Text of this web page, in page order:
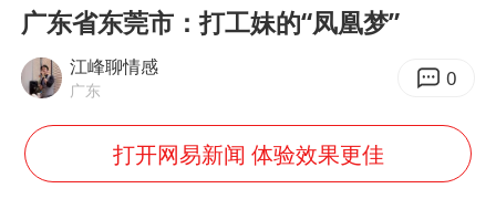
CIA被曝已秘密设立古巴工作组
村民谈“梅姨”：叫的其实是“媒姨”
24小时不关空调 电费会更低吗
广东省东莞市：打工妹的“凤凰梦”
江峰聊情感
广东 0
打开网易新闻 体验效果更佳